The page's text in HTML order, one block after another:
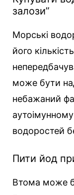
залози”
Морські
його
може бути
небажаний
водоростей
Пити йод
Втома може